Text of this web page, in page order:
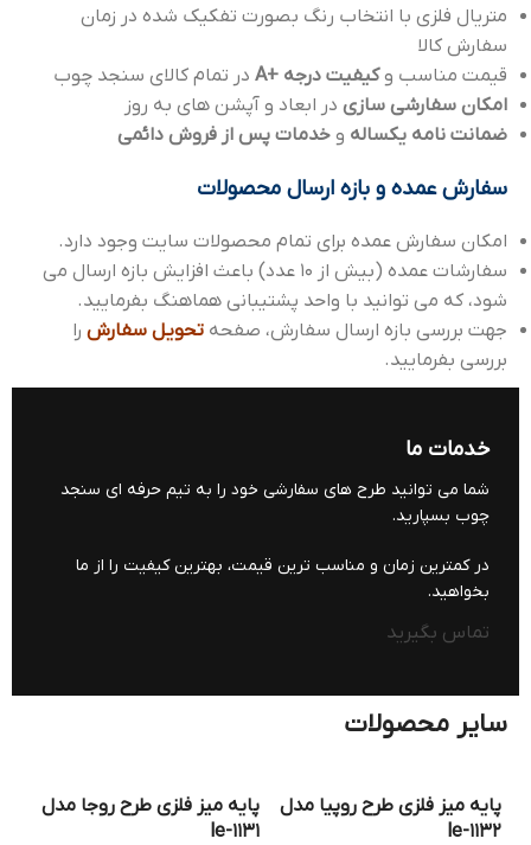
متریال فلزی با انتخاب رنگ بصورت تفکیک شده در زمان
سفارش کالا
قیمت مناسب وکیفیت درجه +A
در تمام کالای سنجد چوب
امکان سفارشی سازی در ابعاد و آپشن های به روز
ضمانت نامه یکساله و خدمات پس از فروش دائمی
سفارش عمده و بازه ارسال محصولات
امکان سفارش عمده برای تمام محصولات سایت وجود دارد.
سفارشات عمده (بیش از 10 عدد) باعث افزایش بازه ارسال می
شود، که می توانید با واحد پشتیبانی هماهنگ بفرمایید.
جهت بررسی بازه ارسال سفارش، صفحه تحویل سفارش را
بررسی بفرمایید.
خدمات ما
شما می توانید طرح های سفارشی خود را به تیم حرفه ای سنجد
چوب بسپارید.
در کمترین زمان و مناسب ترین قیمت، بهترین کیفیت را از ما
بخواهید.
تماس بگیرید
سایر محصولات
پایه میز فلزی طرح روپیا مدل
le-1132
پایه میز فلزی طرح روجا مدل
le-1131